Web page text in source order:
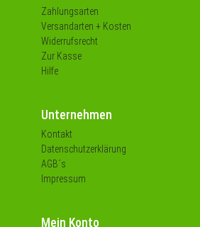
Zahlungsarten
Versandarten + Kosten
Widerrufsrecht
Zur Kasse
Hilfe
Unternehmen
Kontakt
Datenschutzerklärung
AGB´s
Impressum
Mein Konto